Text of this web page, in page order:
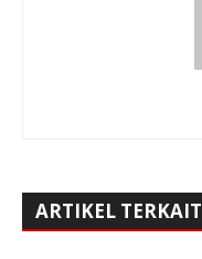
ARTIKEL TERKAIT